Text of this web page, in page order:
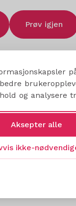
og analysere
Aksepter alle
ikke-
Prøv igjen